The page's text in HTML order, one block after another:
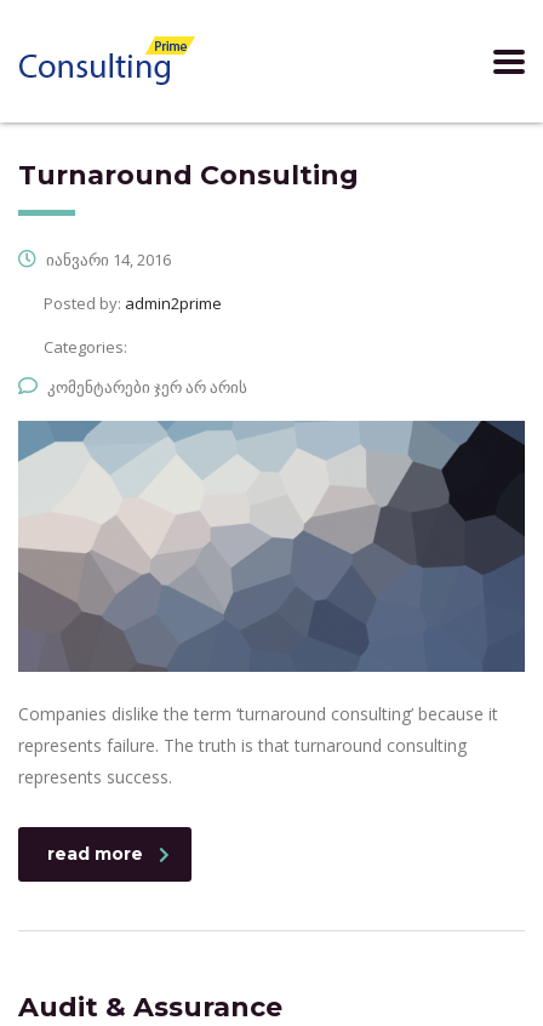
Turnaround Consulting
იანვარი 14, 2016
Posted by: admin2prime
Categories:
კომენტარები ჯერ არ არის
Companies dislike the term ‘turnaround consulting’ because it
represents failure. The truth is that turnaround consulting
represents success.
read more
Audit & Assurance